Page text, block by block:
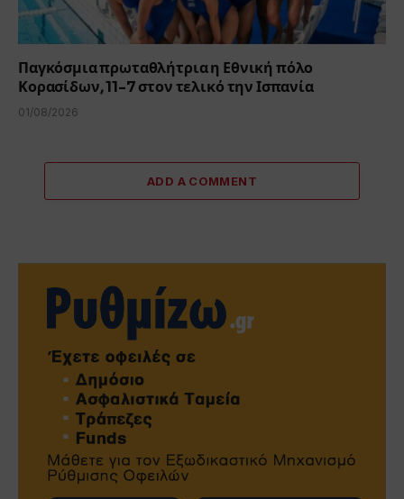
Παγκόσμια πρωταθλήτρια η Εθνική πόλο
Κορασίδων, 11-7 στον τελικό την Ισπανία
01/08/2026
ADD A COMMENT